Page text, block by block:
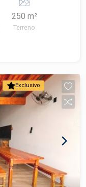
e ótimo
gabinete e
dormitório
250 m²
Terreno
Exclusivo